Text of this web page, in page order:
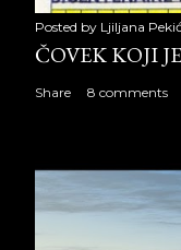
Posted by Ljiljana Pekić
ČOVEK KOJI
Share 8 comments